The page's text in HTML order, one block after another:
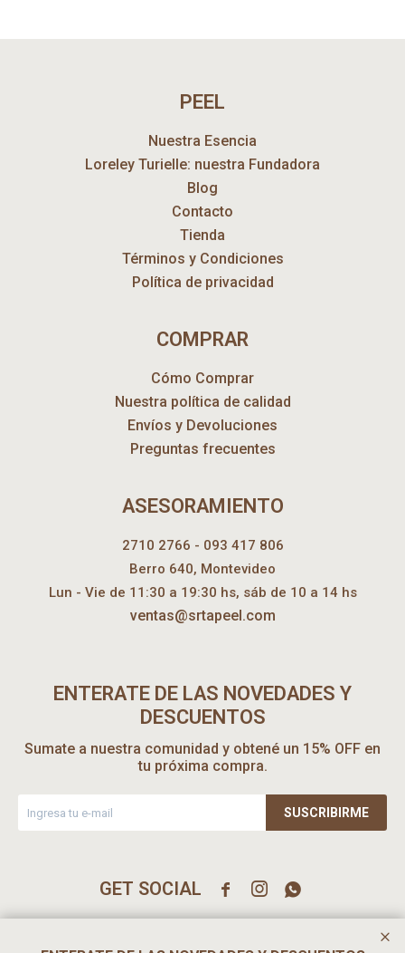
PEEL
Nuestra Esencia
Loreley Turielle: nuestra Fundadora
Blog
Contacto
Tienda
Términos y Condiciones
Política de privacidad
COMPRAR
Cómo Comprar
Nuestra política de calidad
Envíos y Devoluciones
Preguntas frecuentes
ASESORAMIENTO
2710 2766 - 093 417 806
Berro 640, Montevideo
Lun - Vie de 11:30 a 19:30 hs, sáb de 10 a 14 hs
ventas@srtapeel.com
ENTERATE DE LAS NOVEDADES Y
DESCUENTOS
Sumate a nuestra comunidad y obtené un 15% OFF en
tu próxima compra.
SUSCRIBIRME
  